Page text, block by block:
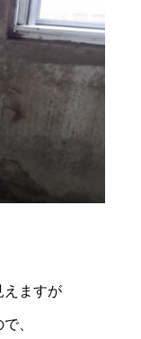
えますが
、